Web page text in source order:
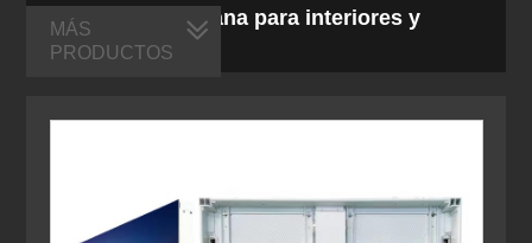
Pantalla LED liviana para interiores y
exteriores
MÁS
PRODUCTOS